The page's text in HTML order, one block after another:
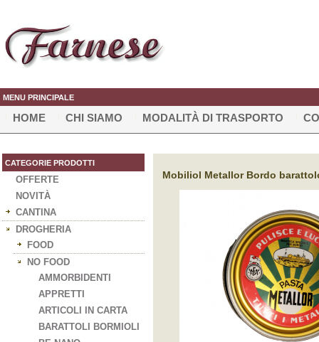
MENU PRINCIPALE
HOME CHI SIAMO MODALITÀ DI TRASPORTO
CATEGORIE PRODOTTI
OFFERTE
NOVITÀ
CANTINA
DROGHERIA
FOOD
NO FOOD
AMMORBIDENTI
APPRETTI
ARTICOLI IN CARTA
BARATTOLI BORMIOLI
Mobiliol Metallor Bordo